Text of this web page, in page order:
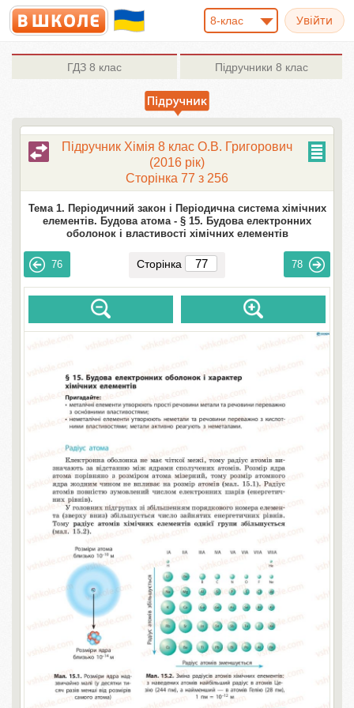
8-клас
ГДЗ 8 клас Підручники 8 клас
Підручник Хімія 8 клас О.В. Григорович
(2016 рік)
Сторінка 77 з 256
Тема 1. Періодичний закон і Періодична система хімічних
елементів. Будова атома - § 15. Будова електронних
оболонок і властивості хімічних елементів
76 Сторінка 78